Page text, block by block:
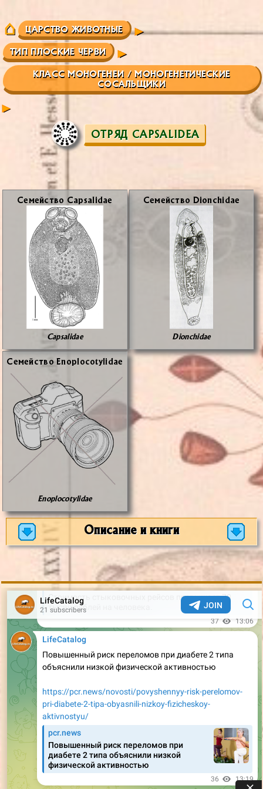
ЦАРСТВО ЖИВОТНЫЕ
ТИП ПЛОСКИЕ ЧЕРВИ
КЛАСС МОНОГЕНЕИ / МОНОГЕНЕТИЧЕСКИЕ
СОСАЛЬЩИКИ
ОТРЯД CAPSALIDEA
Се­мей­ство Capsalidae
Capsalidae
Се­мей­ство Dionchidae
Dionchidae
Се­мей­ство Enoplocotylidae
Enoplocotylidae
Описание и книги